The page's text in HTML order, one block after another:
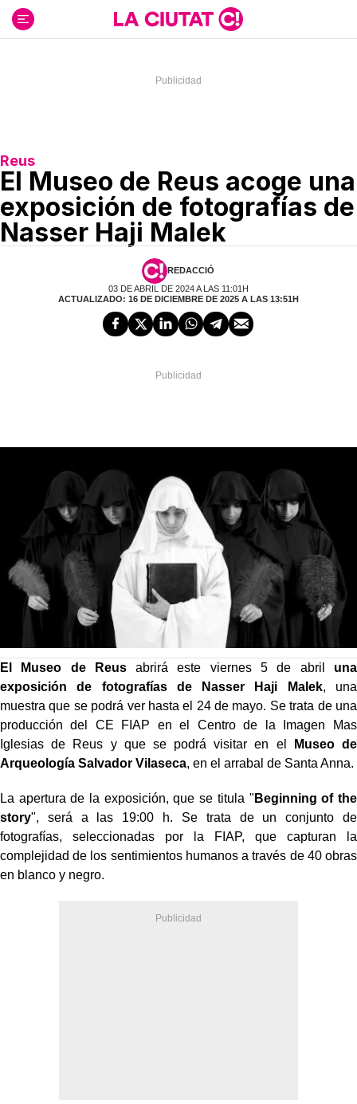
contenido
Reus
El Museo de Reus acoge una
exposición de fotografías de
Nasser Haji Malek
REDACCIÓ
03 DE ABRIL DE 2024 A LAS 11:01H
ACTUALIZADO: 16 DE DICIEMBRE DE 2025 A LAS 13:51H
El Museo de Reusabrirá este viernes 5 de abril una
exposición de fotografías de Nasser Haji Malek, una
muestra que se podrá ver hasta el 24 de mayo. Se trata de una
producción del CE FIAP en el Centro de la Imagen Mas
Iglesias de Reus y que se podrá visitar en el
Museo de
Arqueología Salvador Vilaseca, en el arrabal de Santa Anna.
La apertura de la exposición, que se titula " Beginning of the
story", será a las 19:00 h. Se trata de un conjunto de
fotografías, seleccionadas por la FIAP, que capturan la
complejidad de los sentimientos humanos a través de 40 obras
en blanco y negro.